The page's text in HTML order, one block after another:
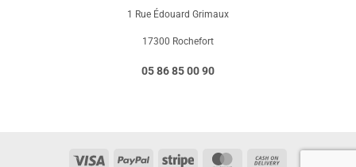
1 Rue Édouard Grimaux
17300 Rochefort
05 86 85 00 90
Visa PayPal Stripe MasterCard